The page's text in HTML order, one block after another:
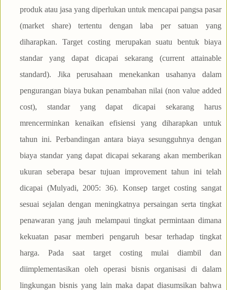
produk atau jasa yang diperlukan untuk mencapai pangsa pasar
(market share) tertentu dengan laba per satuan yang
diharapkan. Target costing merupakan suatu bentuk biaya
standar yang dapat dicapai sekarang (current attainable
standard). Jika perusahaan menekankan usahanya dalam
pengurangan biaya bukan penambahan nilai (non value added
cost), standar yang dapat dicapai sekarang harus
mrencerminkan kenaikan efisiensi yang diharapkan untuk
tahun ini. Perbandingan antara biaya sesungguhnya dengan
biaya standar yang dapat dicapai sekarang akan memberikan
ukuran seberapa besar tujuan improvement tahun ini telah
dicapai (Mulyadi, 2005: 36). Konsep target costing sangat
sesuai sejalan dengan meningkatnya persaingan serta tingkat
penawaran yang jauh melampaui tingkat permintaan dimana
kekuatan pasar memberi pengaruh besar terhadap tingkat
harga. Pada saat target costing mulai diambil dan
diimplementasikan oleh operasi bisnis organisasi di dalam
lingkungan bisnis yang lain maka dapat diasumsikan bahwa